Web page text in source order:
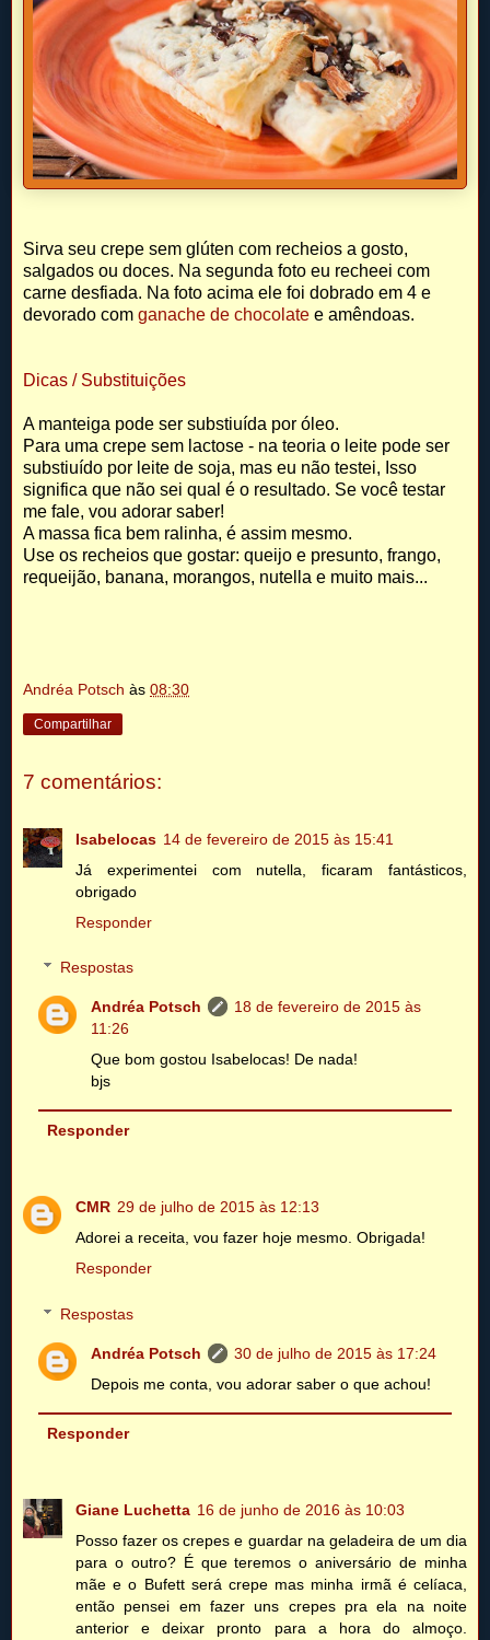
Sirva seu crepe sem glúten com recheios a gosto,
salgados ou doces. Na segunda foto eu recheei com
carne desfiada. Na foto acima ele foi dobrado em 4 e
devorado com ganache de chocolate e amêndoas.
Dicas / Substituições
A manteiga pode ser substiuída por óleo.
Para uma crepe sem lactose - na teoria o leite pode ser
substiuído por leite de soja, mas eu não testei, Isso
significa que não sei qual é o resultado. Se você testar
me fale, vou adorar saber!
A massa fica bem ralinha, é assim mesmo.
Use os recheios que gostar: queijo e presunto, frango,
requeijão, banana, morangos, nutella e muito mais...
Andréa Potsch às 08:30
Compartilhar
7 comentários:
Isabelocas 14 de fevereiro de 2015 às 15:41
Já experimentei com nutella, ficaram fantásticos,
obrigado
Responder
Respostas
Andréa Potsch
18 de fevereiro de 2015 às
11:26
Que bom gostou Isabelocas! De nada!
bjs
Responder
CMR 29 de julho de 2015 às 12:13
Adorei a receita, vou fazer hoje mesmo. Obrigada!
Responder
Respostas
Andréa Potsch
30 de julho de 2015 às 17:24
Depois me conta, vou adorar saber o que achou!
Responder
Giane Luchetta 16 de junho de 2016 às 10:03
Posso fazer os crepes e guardar na geladeira de um dia
para o outro? É que teremos o aniversário de minha
mãe e o Bufett será crepe mas minha irmã é celíaca,
então pensei em fazer uns crepes pra ela na noite
anterior e deixar pronto para a hora do almoço.